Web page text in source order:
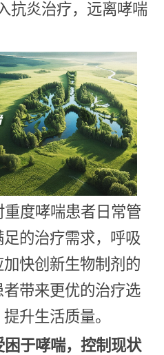
抗炎治疗，远离哮喘
度哮喘患者日常管
的治疗需求，呼吸
快创新生物制剂的
带来更优的治疗选
升生活质量。
于哮喘，控制现状